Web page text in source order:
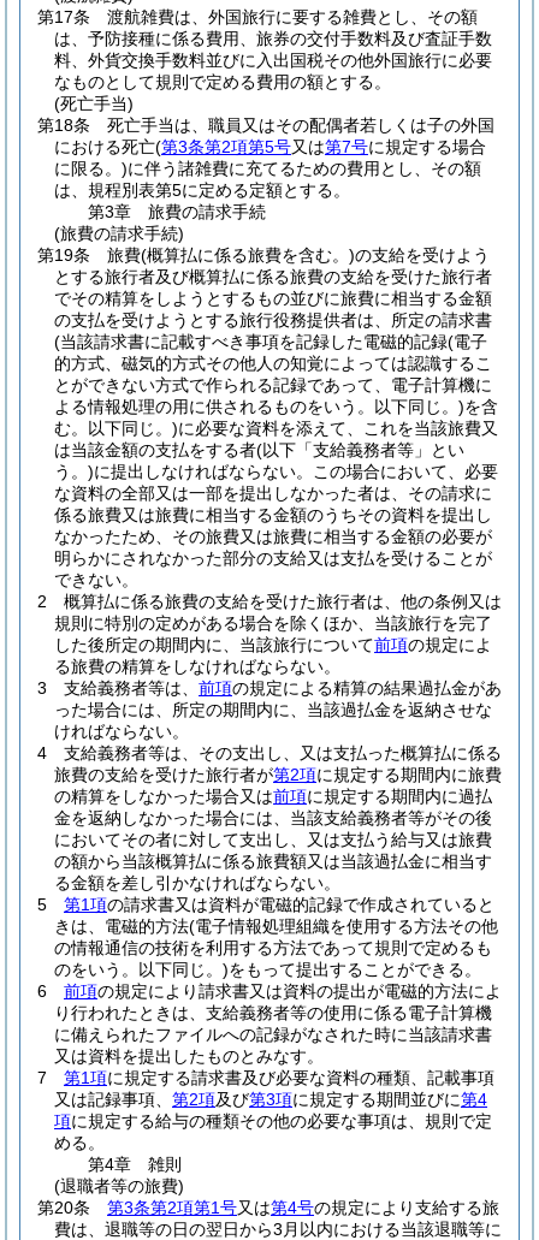
第17条
渡航雑費は、外国旅行に要する雑費とし、その額
は、予防接種に係る費用、旅券の交付手数料及び査証手数
料、外貨交換手数料並びに入出国税その他外国旅行に必要
なものとして規則で定める費用の額とする。
(死亡手当)
第18条
死亡手当は、職員又はその配偶者若しくは子の外国
における死亡(第3条第2項第5号又は第7号に規定する場合
に限る。)に伴う諸雑費に充てるための費用とし、その額
は、規程別表第5に定める定額とする。
第3章
旅費の請求手続
(旅費の請求手続)
第19条
旅費(概算払に係る旅費を含む。)の支給を受けよう
とする旅行者及び概算払に係る旅費の支給を受けた旅行者
でその精算をしようとするもの並びに旅費に相当する金額
の支払を受けようとする旅行役務提供者は、所定の請求書
(当該請求書に記載すべき事項を記録した電磁的記録(電子
的方式、磁気的方式その他人の知覚によっては認識するこ
とができない方式で作られる記録であって、電子計算機に
よる情報処理の用に供されるものをいう。以下同じ。)を含
む。以下同じ。)に必要な資料を添えて、これを当該旅費又
は当該金額の支払をする者(以下「支給義務者等」とい
う。)に提出しなければならない。
この場合において、必要
な資料の全部又は一部を提出しなかった者は、その請求に
係る旅費又は旅費に相当する金額のうちその資料を提出し
なかったため、その旅費又は旅費に相当する金額の必要が
明らかにされなかった部分の支給又は支払を受けることが
できない。
2
概算払に係る旅費の支給を受けた旅行者は、他の条例又は
規則に特別の定めがある場合を除くほか、当該旅行を完了
した後所定の期間内に、当該旅行について前項の規定によ
る旅費の精算をしなければならない。
3
支給義務者等は、 前項の規定による精算の結果過払金があ
った場合には、所定の期間内に、当該過払金を返納させな
ければならない。
4
支給義務者等は、その支出し、又は支払った概算払に係る
旅費の支給を受けた旅行者が第2項に規定する期間内に旅費
の精算をしなかった場合又は前項に規定する期間内に過払
金を返納しなかった場合には、当該支給義務者等がその後
においてその者に対して支出し、又は支払う給与又は旅費
の額から当該概算払に係る旅費額又は当該過払金に相当す
る金額を差し引かなければならない。
5
第1項の請求書又は資料が電磁的記録で作成されていると
きは、電磁的方法(電子情報処理組織を使用する方法その他
の情報通信の技術を利用する方法であって規則で定めるも
のをいう。以下同じ。)をもって提出することができる。
6
前項の規定により請求書又は資料の提出が電磁的方法によ
り行われたときは、支給義務者等の使用に係る電子計算機
に備えられたファイルへの記録がなされた時に当該請求書
又は資料を提出したものとみなす。
7
第1項に規定する請求書及び必要な資料の種類、記載事項
又は記録事項、 第2項及び第3項に規定する期間並びに第4
項に規定する給与の種類その他の必要な事項は、規則で定
める。
第4章
雑則
(退職者等の旅費)
第20条
第3条第2項第1号又は第4号の規定により支給する旅
費は、退職等の日の翌日から3月以内における当該退職等に